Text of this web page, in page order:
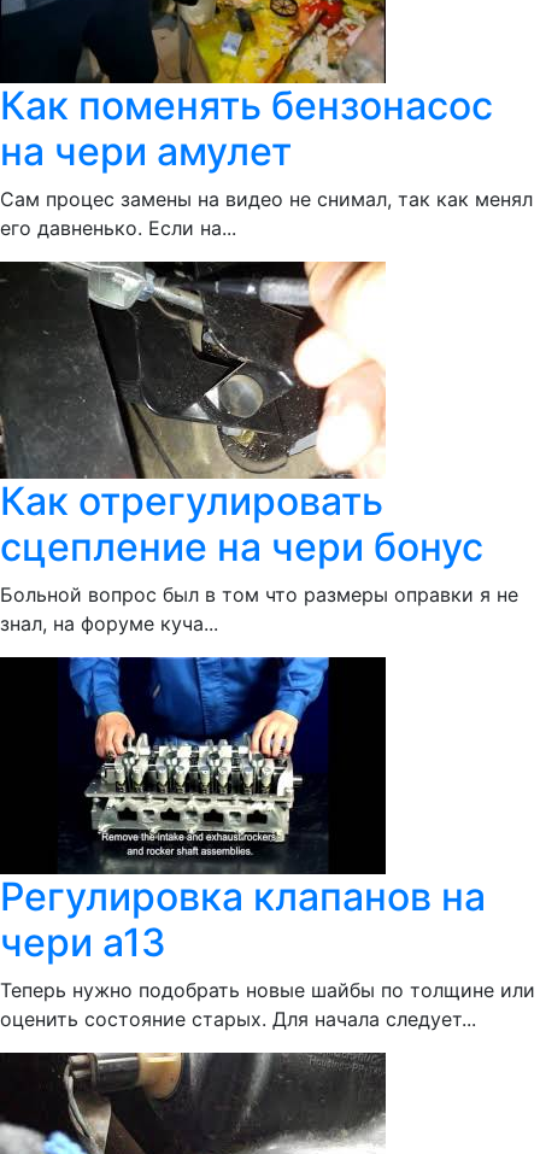
Как поменять бензонасос
на чери амулет
Сам процес замены на видео не снимал, так как менял
его давненько. Если на...
Как отрегулировать
сцепление на чери бонус
Больной вопрос был в том что размеры оправки я не
знал, на форуме куча...
Регулировка клапанов на
чери а13
Теперь нужно подобрать новые шайбы по толщине или
оценить состояние старых. Для начала следует...